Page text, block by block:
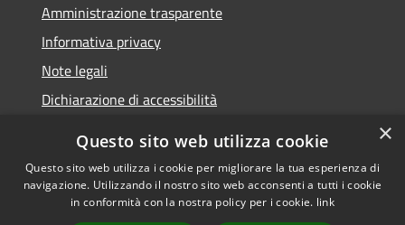
Amministrazione trasparente
Informativa privacy
Note legali
Dichiarazione di accessibilità
RSS
Accessibilità
Copyright © 2026 • Comune di
Rocca Pietore • Powered by
×
Questo sito web utilizza cookie
Questo sito web utilizza i cookie per migliorare la tua esperienza di
navigazione. Utilizzando il nostro sito web acconsenti a tutti i cookie
in conformità con la nostra policy per i cookie. link